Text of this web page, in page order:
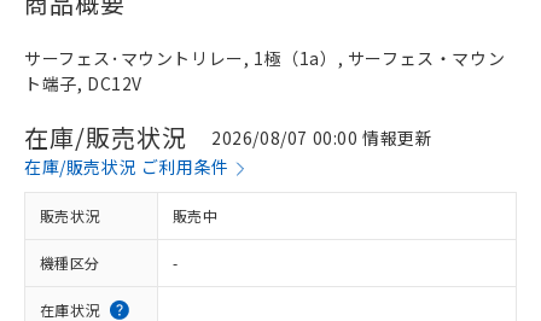
サーフェス･マウントリレー, 1極（1a）, サーフェス・マウン
ト端子, DC12V
在庫/販売状況
2026/08/07 00:00 情報更新
在庫/販売状況 ご利用条件
販売状況 販売中
機種区分 -
在庫状況